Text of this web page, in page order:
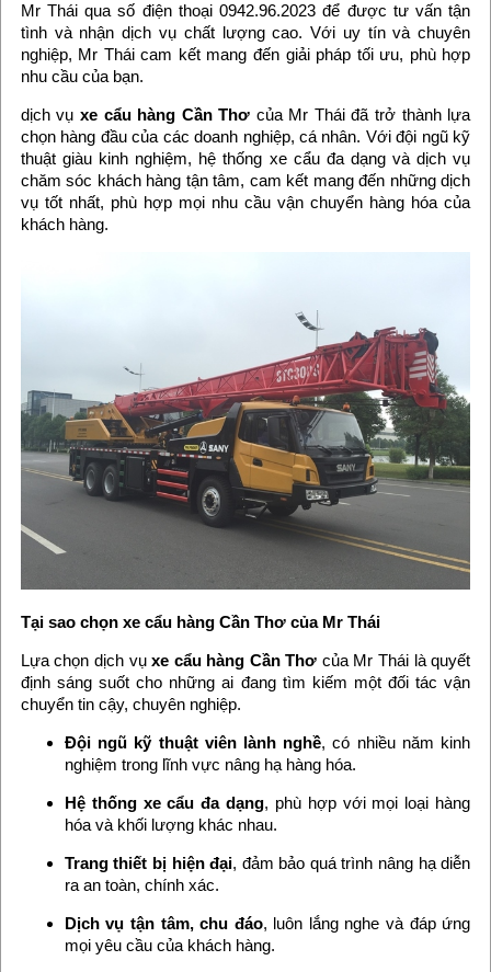
Mr Thái qua số điện thoại 0942.96.2023 để được tư vấn tận
tình và nhận dịch vụ chất lượng cao. Với uy tín và chuyên
nghiệp, Mr Thái cam kết mang đến giải pháp tối ưu, phù hợp
nhu cầu của bạn.
dịch vụ xe cẩu hàng Cần Thơ của Mr Thái đã trở thành lựa
chọn hàng đầu của các doanh nghiệp, cá nhân. Với đội ngũ kỹ
thuật giàu kinh nghiệm, hệ thống xe cẩu đa dạng và dịch vụ
chăm sóc khách hàng tận tâm, cam kết mang đến những dịch
vụ tốt nhất, phù hợp mọi nhu cầu vận chuyển hàng hóa của
khách hàng.
Tại sao chọn xe cẩu hàng Cần Thơ của Mr Thái
Lựa chọn dịch vụxe cẩu hàng Cần Thơ của Mr Thái là quyết
định sáng suốt cho những ai đang tìm kiếm một đối tác vận
chuyển tin cậy, chuyên nghiệp.
Đội ngũ kỹ thuật viên lành nghề, có nhiều năm kinh
nghiệm trong lĩnh vực nâng hạ hàng hóa.
Hệ thống xe cẩu đa dạng, phù hợp với mọi loại hàng
hóa và khối lượng khác nhau.
Trang thiết bị hiện đại, đảm bảo quá trình nâng hạ diễn
ra an toàn, chính xác.
Dịch vụ tận tâm, chu đáo, luôn lắng nghe và đáp ứng
mọi yêu cầu của khách hàng.